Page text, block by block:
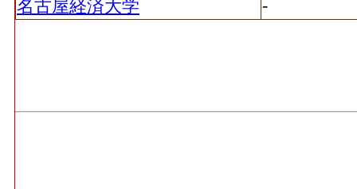
名古屋経済大学 -